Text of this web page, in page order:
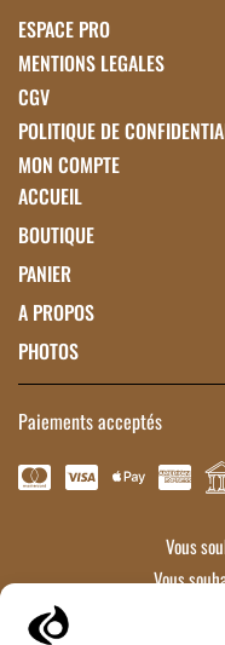
ESPACE PRO
MENTIONS LEGALES
CGV
POLITIQUE DE
MON COMPTE
ACCUEIL
BOUTIQUE
PANIER
A PROPOS
PHOTOS
Paiements acceptés
Vous
Vous